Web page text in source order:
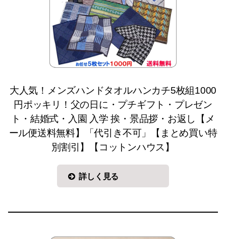
大人気！メンズハンドタオルハンカチ5枚組1000
円ポッキリ！父の日に・プチギフト・プレゼン
ト・結婚式・入園 入学 挨・景品拶・お返し【メ
ール便送料無料】「代引き不可」【まとめ買い特
別割引】【コットンハウス】
詳しく見る